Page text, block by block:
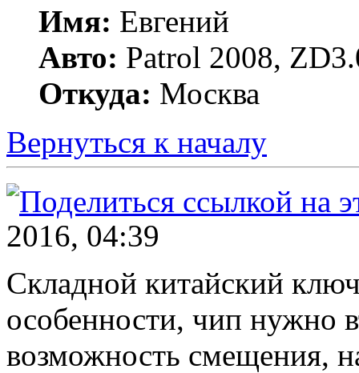
Имя: Евгений
Авто: Patrol 2008,
Откуда: Москва
Вернуться к началу
2016, 04:39
Складной китайский
особенности, чип нужно
возможность смещения,